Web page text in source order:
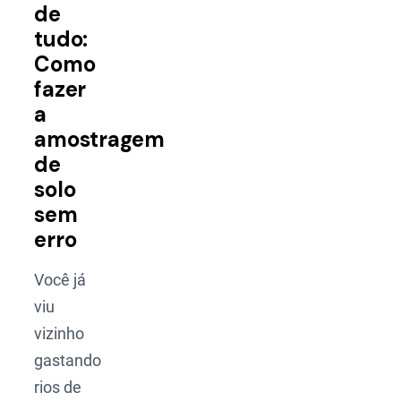
de
tudo:
Como
fazer
a
amostragem
de
solo
sem
erro
Você já
viu
vizinho
gastando
rios de